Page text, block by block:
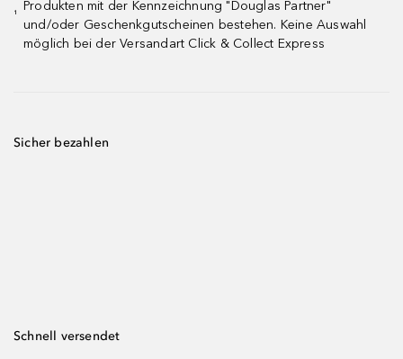
¹
Produkten mit der Kennzeichnung "Douglas Partner"
und/oder Geschenkgutscheinen bestehen. Keine Auswahl
möglich bei der Versandart Click & Collect Express
Sicher bezahlen
Schnell versendet